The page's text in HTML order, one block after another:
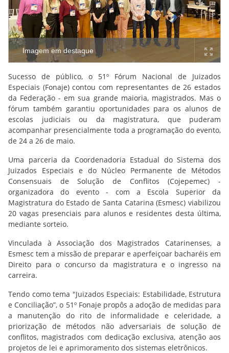
Imagem em destaque
Sucesso de público, o 51º Fórum Nacional de Juizados
Especiais (Fonaje) contou com representantes de 26 estados
da Federação - em sua grande maioria, magistrados. Mas o
fórum também garantiu oportunidades para os alunos de
escolas judiciais ou da magistratura, que puderam
acompanhar presencialmente toda a programação do evento,
de 24 a 26 de maio.
Uma parceria da Coordenadoria Estadual do Sistema dos
Juizados Especiais e do Núcleo Permanente de Métodos
Consensuais de Solução de Conflitos (Cojepemec) -
organizadora do evento - com a Escola Superior da
Magistratura do Estado de Santa Catarina (Esmesc) viabilizou
20 vagas presenciais para alunos e residentes desta última,
mediante sorteio.
Vinculada à Associação dos Magistrados Catarinenses, a
Esmesc tem a missão de preparar e aperfeiçoar bacharéis em
Direito para o concurso da magistratura e o ingresso na
carreira.
Tendo como tema "Juizados Especiais: Estabilidade, Estrutura
e Conciliação”, o 51º Fonaje propôs a adoção de medidas para
a manutenção do rito de informalidade e celeridade, a
priorização de métodos não adversariais de solução de
conflitos, magistrados com dedicação exclusiva, atenção aos
projetos de lei e aprimoramento dos sistemas eletrônicos.